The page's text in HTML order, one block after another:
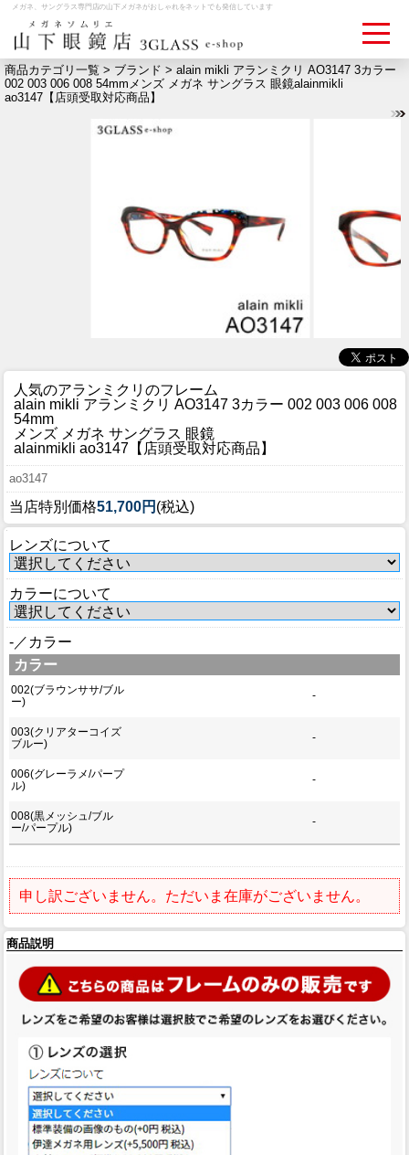
メガネ、サングラス専門店の山下メガネがおしゃれをネットでも発信しています
ログイン
メディア情報
MEDIA
ITEM
BLOG
COMPANY
インフォメーション
INFORMATION
商品カテゴリ一覧 > ブランド > alain mikli アランミクリ AO3147 3カラー
002 003 006 008 54mmメンズ メガネ サングラス 眼鏡alainmikli
ao3147【店頭受取対応商品】
人気のアランミクリのフレーム
alain mikli アランミクリ AO3147 3カラー 002 003 006 008
54mm
メンズ メガネ サングラス 眼鏡
alainmikli ao3147【店頭受取対応商品】
ao3147
当店特別価格51,700円 (税込)
レンズについて
カラーについて
-／カラー
カラー
002(ブラウンササ/ブル
ー)
-
003(クリアターコイズ
ブルー)
-
006(グレーラメ/パープ
ル)
-
008(黒メッシュ/ブル
ー/パープル)
-
申し訳ございません。ただいま在庫がございません。
商品説明